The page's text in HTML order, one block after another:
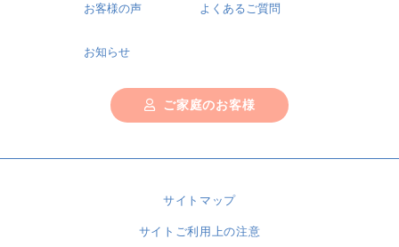
お客様の声 よくあるご質問
お知らせ
ご家庭のお客様
サイトマップ
サイトご利用上の注意